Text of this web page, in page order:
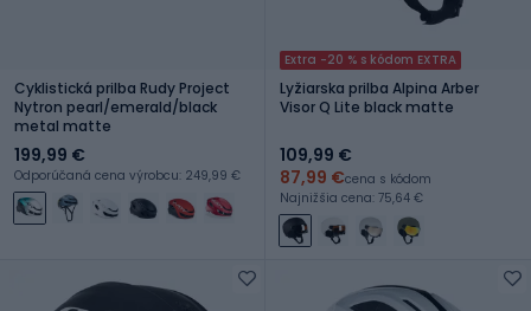
Cyklistická prilba Rudy Project
Nytron pearl/emerald/black
metal matte
199,99 €
Odporúčaná cena výrobcu: 249,99 €
Extra -20 % s kódom EXTRA
Lyžiarska prilba Alpina Arber
Visor Q Lite black matte
109,99 €
87,99 €cena s kódom
Najnižšia cena: 75,64 €